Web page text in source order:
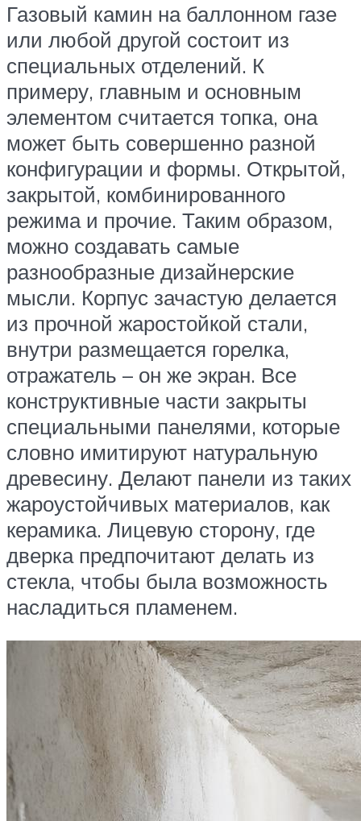
Газовый камин на баллонном газе
или любой другой состоит из
специальных отделений. К
примеру, главным и основным
элементом считается топка, она
может быть совершенно разной
конфигурации и формы. Открытой,
закрытой, комбинированного
режима и прочие. Таким образом,
можно создавать самые
разнообразные дизайнерские
мысли. Корпус зачастую делается
из прочной жаростойкой стали,
внутри размещается горелка,
отражатель – он же экран. Все
конструктивные части закрыты
специальными панелями, которые
словно имитируют натуральную
древесину. Делают панели из таких
жароустойчивых материалов, как
керамика. Лицевую сторону, где
дверка предпочитают делать из
стекла, чтобы была возможность
насладиться пламенем.